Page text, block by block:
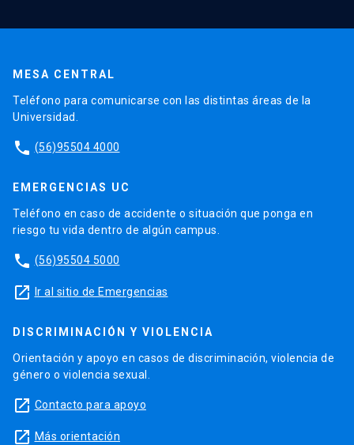
MESA CENTRAL
Teléfono para comunicarse con las distintas áreas de la
Universidad.
phone (56)95504 4000
EMERGENCIAS UC
Teléfono en caso de accidente o situación que ponga en
riesgo tu vida dentro de algún campus.
phone (56)95504 5000
launch Ir al sitio de Emergencias
DISCRIMINACIÓN Y VIOLENCIA
Orientación y apoyo en casos de discriminación, violencia de
género o violencia sexual.
launch Contacto para apoyo
launch Más orientación